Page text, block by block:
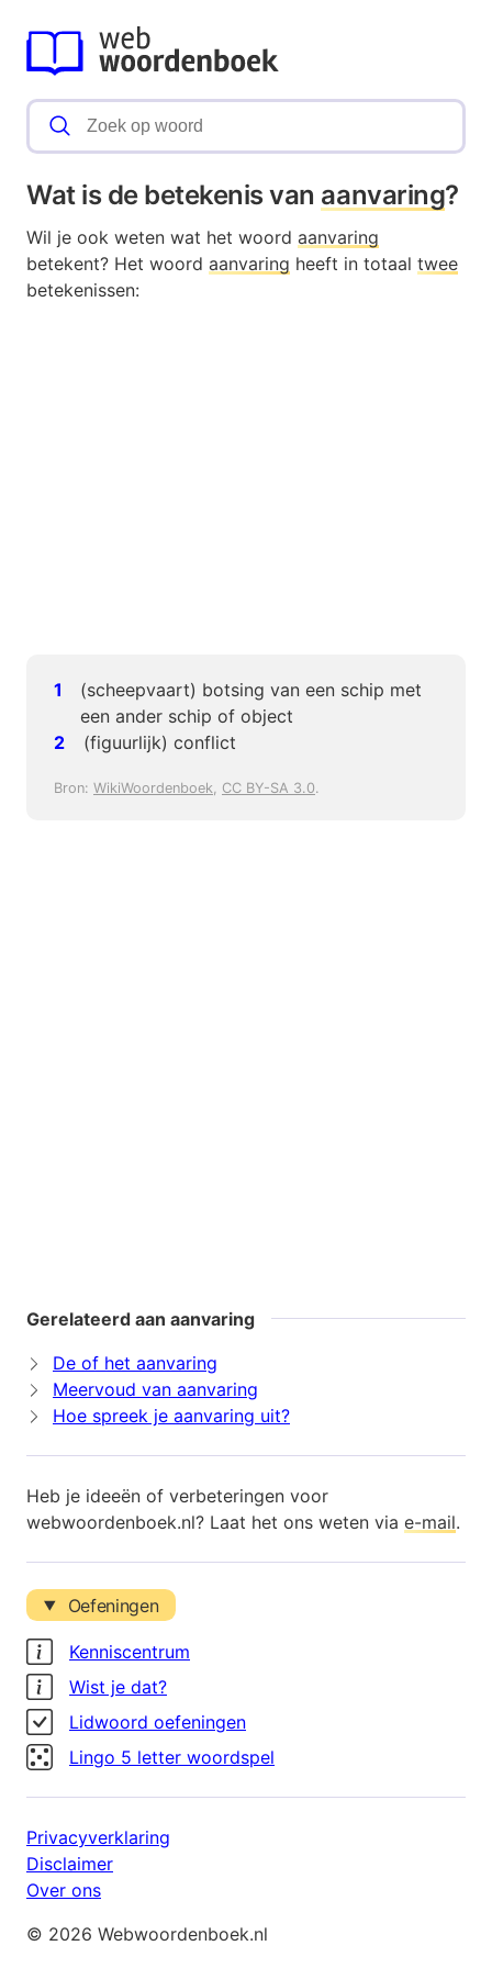
Wat is de betekenis van aanvaring?
Wil je ook weten wat het woord aanvaring
betekent? Het woord aanvaring heeft in totaal twee
betekenissen:
(scheepvaart) botsing van een schip met
een ander schip of object
(figuurlijk) conflict
Bron: WikiWoordenboek, CC BY-SA 3.0.
Gerelateerd aan aanvaring
De of het aanvaring
Meervoud van aanvaring
Hoe spreek je aanvaring uit?
Heb je ideeën of verbeteringen voor
webwoordenboek.nl? Laat het ons weten via e-mail.
Oefeningen
Kenniscentrum
Wist je dat?
Lidwoord oefeningen
Lingo 5 letter woordspel
Privacyverklaring
Disclaimer
Over ons
© 2026 Webwoordenboek.nl